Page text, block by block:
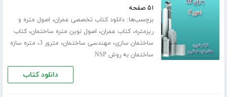
۵۱ صفحه
برچسب‌ها:دانلود کتاب تخصصی عمران، اصول متره و
ریزمتره،کتاب عمران، اصول نوین متره ساختمان،کتاب
ساختمان سازی، مهندسی ساختمان، مترور 3 ، متره سازه
ساختمان به روش NSP
دانلود کتاب